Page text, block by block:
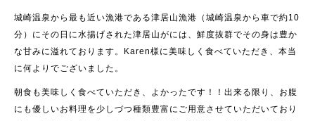
城崎温泉から最も近い漁港である津居山漁港（城崎温泉から車で約10
分）にその日に水揚げされた津居山がには、鮮度抜群でその身は豊か
な甘みに溢れております。Karen様に美味しく食べていただき、本当
に何よりでございました。
朝食も美味しく食べていただき、よかったです！！出来る限り、お腹
にも優しいお料理を少しづつ種類豊富にご用意させていただいており